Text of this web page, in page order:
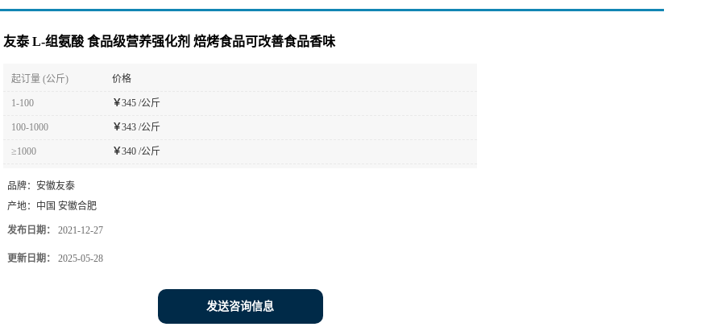
友泰 L-组氨酸 食品级营养强化剂 焙烤食品可改善食品香味
起订量 (公斤) 价格
1-100 ￥345 /公斤
100-1000 ￥343 /公斤
≥1000 ￥340 /公斤
品牌： 安徽友泰
产地： 中国 安徽合肥
发布日期： 2021-12-27
更新日期： 2025-05-28
发送咨询信息